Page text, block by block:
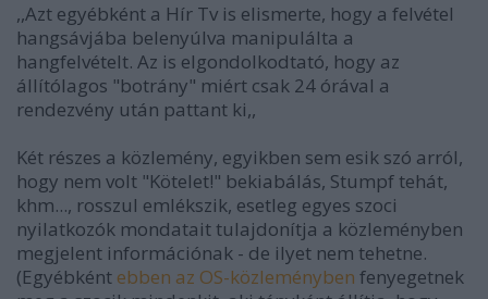
,,Azt egyébként a Hír Tv is elismerte, hogy a felvétel
hangsávjába belenyúlva manipulálta a
hangfelvételt. Az is elgondolkodtató, hogy az
állítólagos "botrány" miért csak 24 órával a
rendezvény után pattant ki,,
Két részes a közlemény, egyikben sem esik szó arról,
hogy nem volt "Kötelet!" bekiabálás, Stumpf tehát,
khm..., rosszul emlékszik, esetleg egyes szoci
nyilatkozók mondatait tulajdonítja a közleményben
megjelent információnak - de ilyet nem tehetne.
(Egyébként ebben az OS-közleményben fenyegetnek